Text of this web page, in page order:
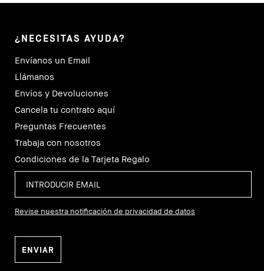
¿NECESITAS AYUDA?
Envíanos un Email
Llámanos
Envíos y Devoluciones
Cancela tu contrato aquí
Preguntas Frecuentes
Trabaja con nosotros
Condiciones de la Tarjeta Regalo
Revise nuestra notificación de privacidad de datos